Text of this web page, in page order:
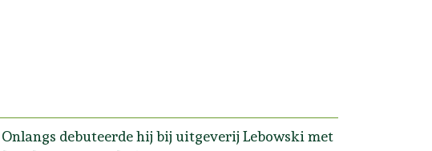
debuteerde hij bij uitgeverij Lebowski met